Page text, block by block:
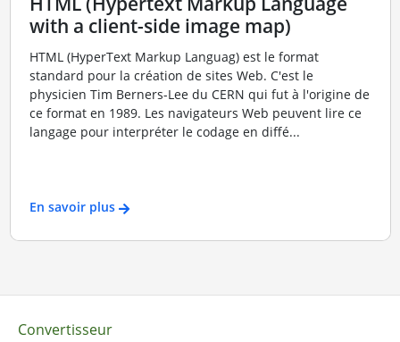
with a client-side image map)
HTML (HyperText Markup Languag) est le format
standard pour la création de sites Web. C'est le
physicien Tim Berners-Lee du CERN qui fut à l'origine de
ce format en 1989. Les navigateurs Web peuvent lire ce
langage pour interpréter le codage en diffé...
En savoir plus
Convertisseur